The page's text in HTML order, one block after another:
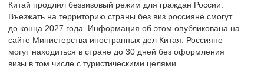
Китай продлил безвизовый режим для граждан России.
Въезжать на территорию страны без виз россияне смогут
до конца 2027 года. Информация об этом опубликована на
сайте Министерства иностранных дел Китая. Россияне
могут находиться в стране до 30 дней без оформления
визы в том числе с туристическими целями.